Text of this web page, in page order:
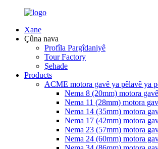
Xane
Çûna nava
Profîla Pargîdaniyê
Tour Factory
Şehade
Products
ACME motora gavê ya pêlavê ya
Nema 8 (20mm) motora
Nema 11 (28mm) motora
Nema 14 (35mm) motora
Nema 17 (42mm) motora
Nema 23 (57mm) motora
Nema 24 (60mm) motora